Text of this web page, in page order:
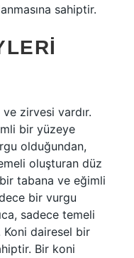
sahiptir.
zirvesi vardır.
bir yüzeye
olduğundan,
oluşturan düz
tabana ve eğimli
bir vurgu
sadece temeli
Koni dairesel bir
Bir koni